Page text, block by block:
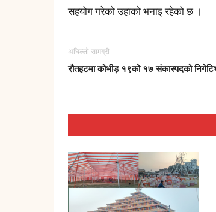
सहयोग गरेको उहाको भनाइ रहेको छ ।
अघिल्लो सामग्री
रौतहटमा कोभीड़ १९को १७ संकास्पदको निगेटिभ